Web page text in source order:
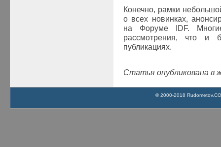
Конечно, рамки
о всех новинках,
на Форуме
IDF.
рассмотрения, что и
публикациях.
Статья опубликована в
© 2000-2018